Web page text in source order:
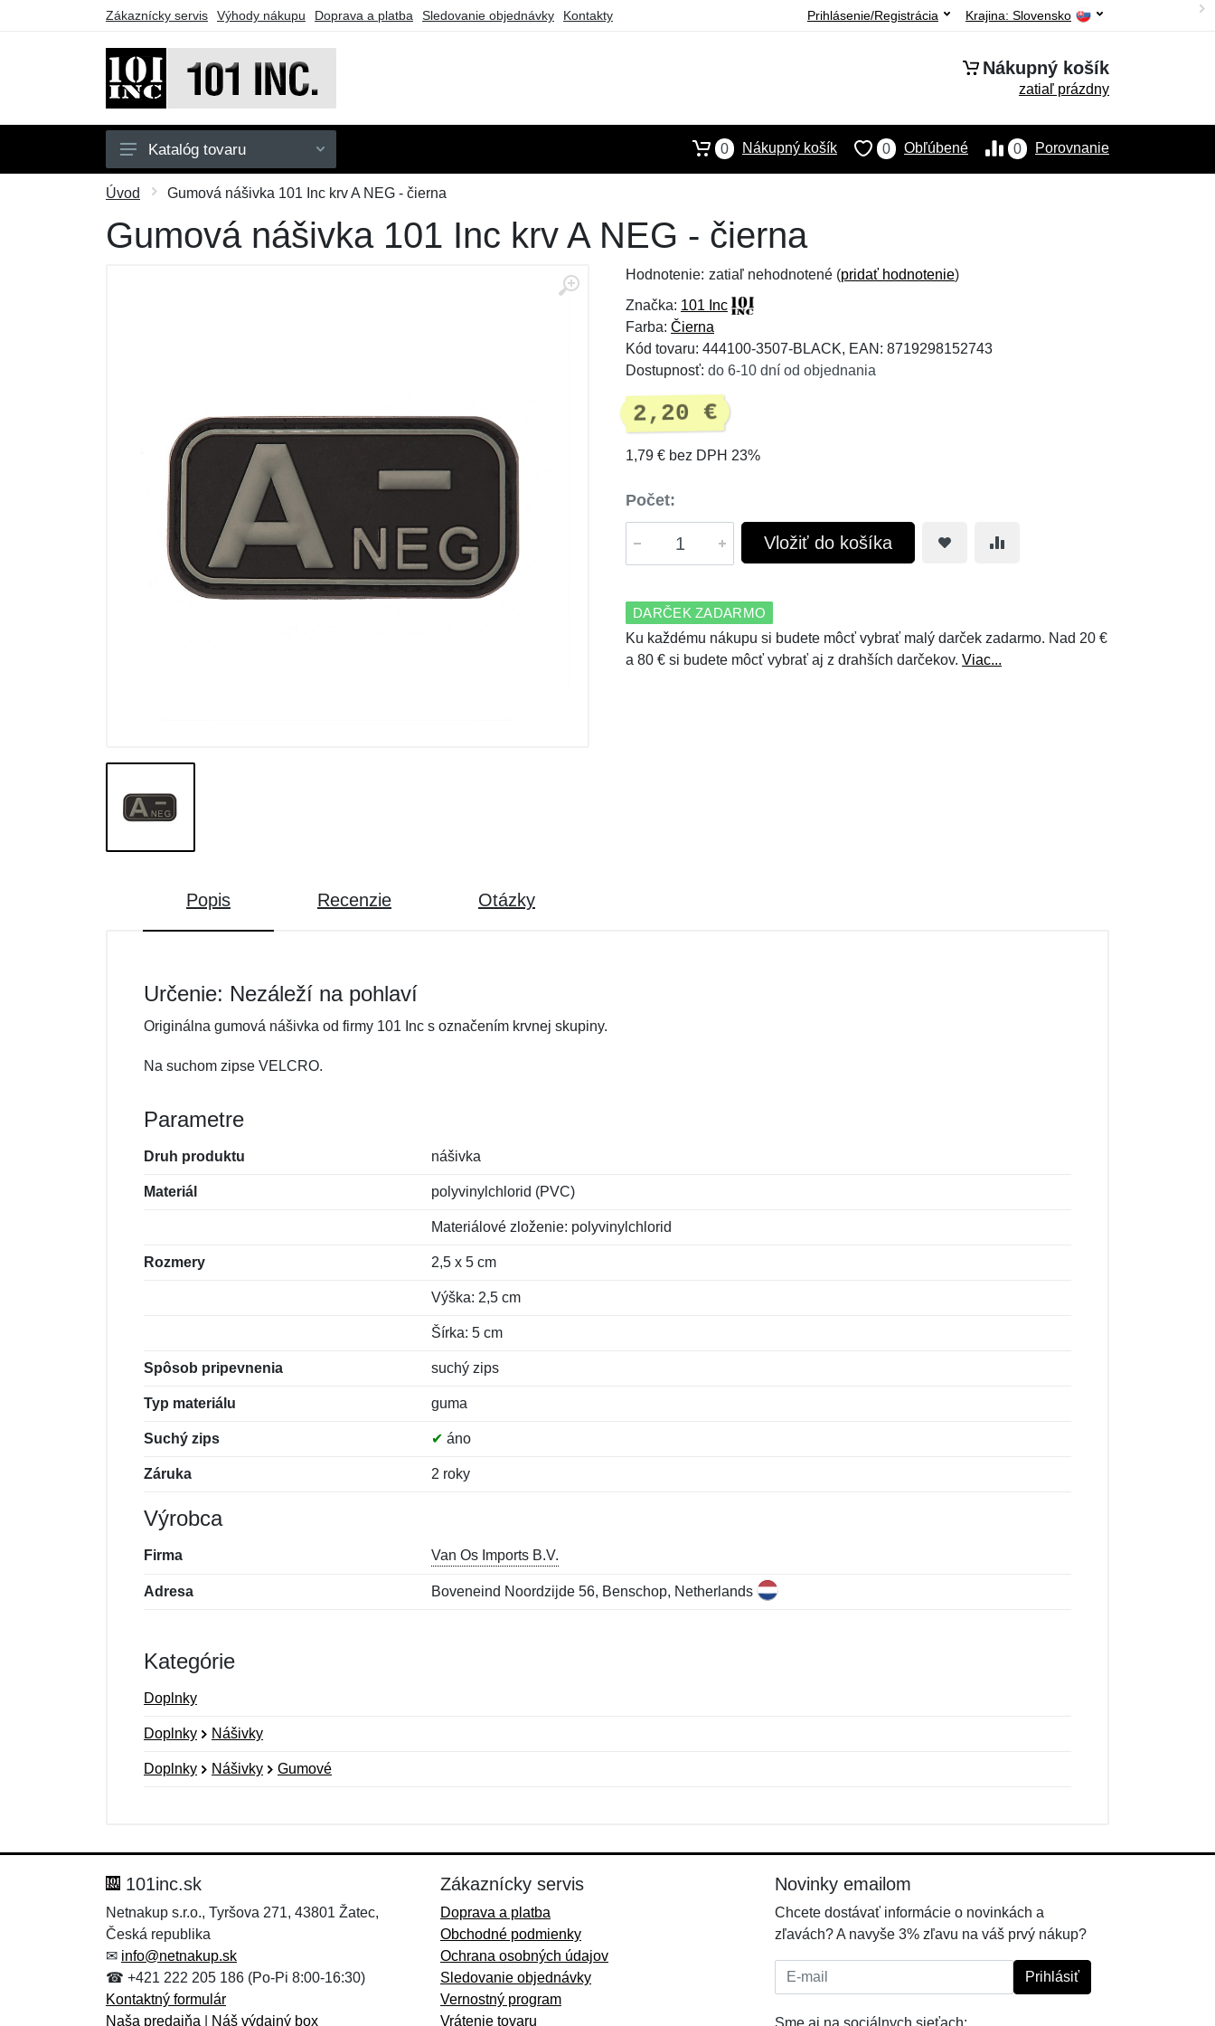
Zákaznícky servis Výhody nákupu Doprava a platba Sledovanie objednávky Kontakty Krajina: Slovensko
Prihlásenie/Registrácia
Nákupný košík
zatiaľ prázdny
Pánske
Detské
Katalóg tovaru 0 Porovnanie
0 Obľúbené
0 Nákupný košík
Úvod Gumová nášivka 101 Inc krv A NEG - čierna
Gumová nášivka 101 Inc krv A NEG - čierna
Hodnotenie: zatiaľ nehodnotené (pridať hodnotenie)
Značka: 101 Inc
Farba: Čierna
Kód tovaru: 444100-3507-BLACK, EAN: 8719298152743
Dostupnosť: do 6-10 dní od objednania
2,20 €
1,79 € bez DPH 23%
Počet:
Vložiť do košíka
DARČEK ZADARMO
Ku každému nákupu si budete môcť vybrať malý darček zadarmo. Nad 20 €
a 80 € si budete môcť vybrať aj z drahších darčekov. Viac...
Popis Recenzie Otázky
Určenie: Nezáleží na pohlaví
Originálna gumová nášivka od firmy 101 Inc s označením krvnej skupiny.
Na suchom zipse VELCRO.
Parametre
Druh produktu nášivka
Materiál polyvinylchlorid (PVC)
Materiálové zloženie: polyvinylchlorid
Rozmery 2,5 x 5 cm
Výška: 2,5 cm
Šírka: 5 cm
Spôsob pripevnenia suchý zips
Typ materiálu guma
Suchý zips ✔ áno
Záruka 2 roky
Výrobca
Firma Van Os Imports B.V.
Adresa Boveneind Noordzijde 56, Benschop, Netherlands
Kategórie
Doplnky
Doplnky Nášivky
Doplnky Nášivky Gumové
Správa*
Správa*
101inc.sk
Netnakup s.r.o., Tyršova 271, 43801 Žatec,
Česká republika
✉ info@netnakup.sk
☎ +421 222 205 186 (Po-Pi 8:00-16:30)
Kontaktný formulár
Naša predajňa
Náš výdajný box
Zákaznícky servis
Doprava a platba
Obchodné podmienky
Ochrana osobných údajov
Sledovanie objednávky
Vernostný program
Vrátenie tovaru
Novinky emailom
Chcete dostávať informácie o novinkách a
zľavách? A navyše 3% zľavu na váš prvý nákup?
E-mail: Prihlásiť
Sme aj na sociálnych sieťach: